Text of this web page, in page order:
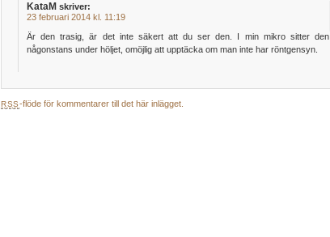
KataM skriver:
23 februari 2014 kl. 11:19
Är den trasig, är det inte säkert att du ser den. I min mikro sitter den
någonstans under höljet, omöjlig att upptäcka om man inte har röntgensyn.
RSS-flöde för kommentarer till det här inlägget.